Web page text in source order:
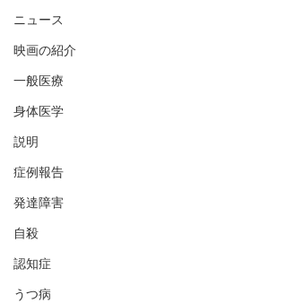
ニュース
映画の紹介
一般医療
身体医学
説明
症例報告
発達障害
自殺
認知症
うつ病